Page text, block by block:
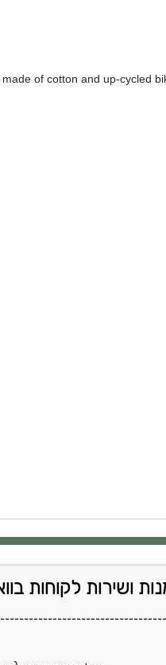
of cotton and up-cycled
ושירות לקוחות בוואטסאפ